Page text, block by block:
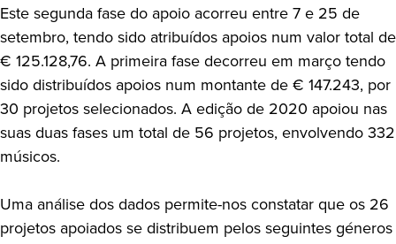
Este segunda fase do apoio acorreu entre 7 e 25 de
setembro, tendo sido atribuídos apoios num valor total de
€ 125.128,76. A primeira fase decorreu em março tendo
sido distribuídos apoios num montante de € 147.243, por
30 projetos selecionados. A edição de 2020 apoiou nas
suas duas fases um total de 56 projetos, envolvendo 332
músicos.
Uma análise dos dados permite-nos constatar que os 26
projetos apoiados se distribuem pelos seguintes géneros